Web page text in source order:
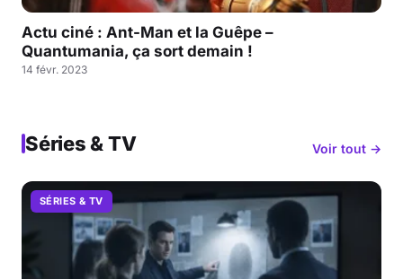
Actu ciné : Ant-Man et la Guêpe –
Quantumania, ça sort demain !
14 févr. 2023
Séries & TV Voir tout →
SÉRIES & TV